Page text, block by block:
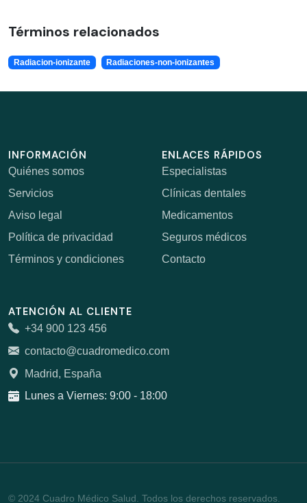
Términos relacionados
Radiacion-ionizante Radiaciones-non-ionizantes
INFORMACIÓN
Quiénes somos
Servicios
Aviso legal
Política de privacidad
Términos y condiciones
ENLACES RÁPIDOS
Especialistas
Clínicas dentales
Medicamentos
Seguros médicos
Contacto
ATENCIÓN AL CLIENTE
+34 900 123 456
contacto@cuadromedico.com
Madrid, España
Lunes a Viernes: 9:00 - 18:00
© 2024 Cuadro Médico Salud. Todos los derechos reservados.